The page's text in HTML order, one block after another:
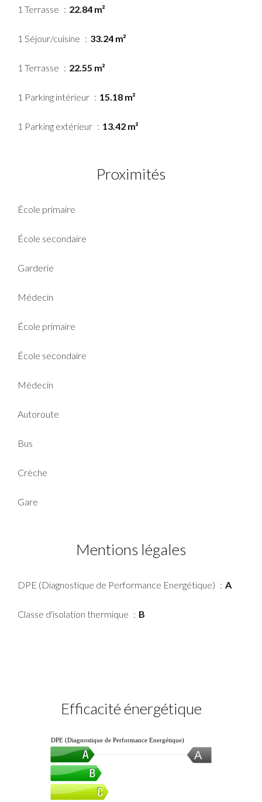
1 Terrasse 22.84 m²
1 Séjour/cuisine 33.24 m²
1 Terrasse 22.55 m²
1 Parking intérieur 15.18 m²
1 Parking extérieur 13.42 m²
Proximités
École primaire
École secondaire
Garderie
Médecin
École primaire
École secondaire
Médecin
Autoroute
Bus
Crèche
Gare
Mentions légales
DPE (Diagnostique de Performance Energétique) A
Classe d'isolation thermique B
Efficacité énergétique
A
DPE (Diagnostique de Performance Energétique)